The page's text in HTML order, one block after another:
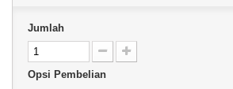
Jumlah
Opsi Pembelian